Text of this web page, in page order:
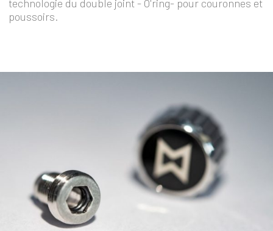
technologie du double joint - O'ring- pour couronnes et
poussoirs.